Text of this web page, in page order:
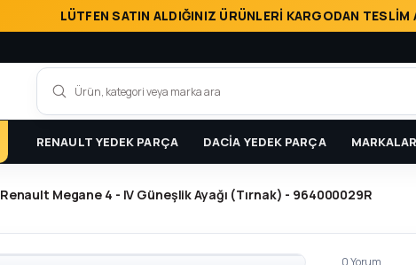
LÜTFEN SATIN ALDIĞINIZ ÜRÜNLERİ KARGODAN TESLİM
RENAULT YEDEK PARÇA DACİA YEDEK PARÇA MARKALAR
Renault Megane 4 - IV Güneşlik Ayağı (Tırnak) - 964000029R
0 Yorum